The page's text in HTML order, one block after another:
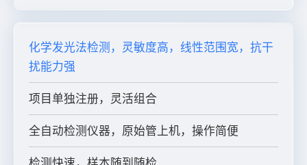
化学发光法检测，灵敏度高，线性范围宽，抗干
扰能力强
项目单独注册，灵活组合
全自动检测仪器，原始管上机，操作简便